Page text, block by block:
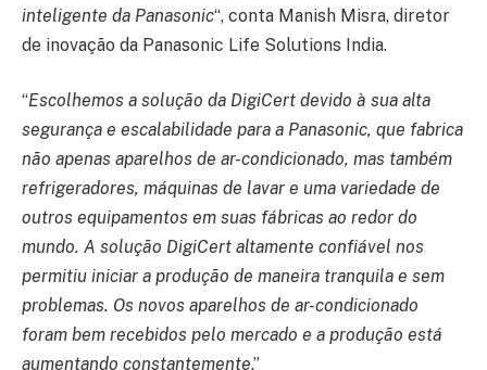
inteligente da Panasonic“, conta Manish Misra, diretor
de inovação da Panasonic Life Solutions India.
“Escolhemos a solução da DigiCert devido à sua alta
segurança e escalabilidade para a Panasonic, que fabrica
não apenas aparelhos de ar-condicionado, mas também
refrigeradores, máquinas de lavar e uma variedade de
outros equipamentos em suas fábricas ao redor do
mundo. A solução DigiCert altamente confiável nos
permitiu iniciar a produção de maneira tranquila e sem
problemas. Os novos aparelhos de ar-condicionado
foram bem recebidos pelo mercado e a produção está
aumentando constantemente.”